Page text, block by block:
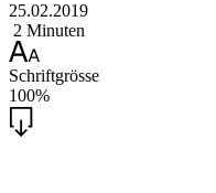
25.02.2019
2 Minuten
Schriftgrösse
100%